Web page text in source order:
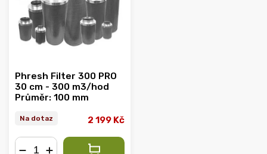
Phresh Filter 300 PRO
30 cm - 300 m3/hod
Průměr: 100 mm
Na dotaz 2 199 Kč